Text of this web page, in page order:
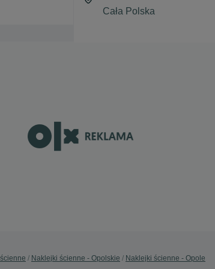
Naklejki ścienne - Opolskie Naklejki ścienne - Opole